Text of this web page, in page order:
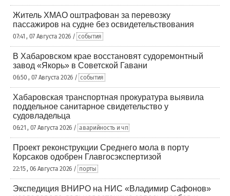
Житель ХМАО оштрафован за перевозку
пассажиров на судне без освидетельствования
07:41 , 07 Августа 2026 / события
В Хабаровском крае восстановят судоремонтный
завод «Якорь» в Советской Гавани
06:50 , 07 Августа 2026 / события
Хабаровская транспортная прокуратура выявила
поддельное санитарное свидетельство у
судовладельца
06:21 , 07 Августа 2026 / аварийность и чп
Проект реконструкции Среднего мола в порту
Корсаков одобрен Главгосэкспертизой
22:15 , 06 Августа 2026 / порты
Экспедиция ВНИРО на НИС «Владимир Сафонов»